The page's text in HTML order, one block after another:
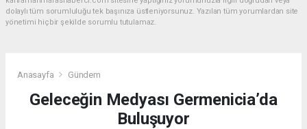
dolaylı tüm sorumluluğu tek başınıza üstleniyorsunuz. Yazılan tüm yorumlardan site
yönetimi hiçbir şekilde sorumlu tutulamaz.
Anasayfa Gündem
Geleceğin Medyası Germenicia’da
Buluşuyor